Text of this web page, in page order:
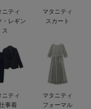
ニティ
・レギン
ス
マタニティ
スカート
ニティ
事着
マタニティ
フォーマル